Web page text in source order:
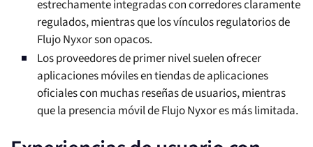
estrechamente integradas con corredores claramente
regulados, mientras que los vínculos regulatorios de
Flujo Nyxor son opacos.
Los proveedores de primer nivel suelen ofrecer
aplicaciones móviles en tiendas de aplicaciones
oficiales con muchas reseñas de usuarios, mientras
que la presencia móvil de Flujo Nyxor es más limitada.